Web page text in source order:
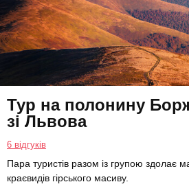
Тур на полонину
зі Львова
6 відгуків
Пара туристів разом із групою здолає
краєвидів гірського масиву.